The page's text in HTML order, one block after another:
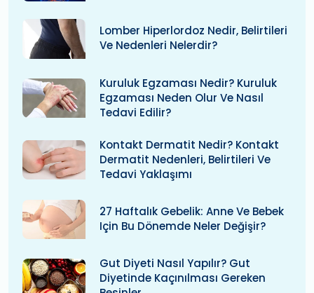
Lomber Hiperlordoz Nedir, Belirtileri
Ve Nedenleri Nelerdir?
Kuruluk Egzaması Nedir? Kuruluk
Egzaması Neden Olur Ve Nasıl
Tedavi Edilir?
Kontakt Dermatit Nedir? Kontakt
Dermatit Nedenleri, Belirtileri Ve
Tedavi Yaklaşımı
27 Haftalık Gebelik: Anne Ve Bebek
Için Bu Dönemde Neler Değişir?
Gut Diyeti Nasıl Yapılır? Gut
Diyetinde Kaçınılması Gereken